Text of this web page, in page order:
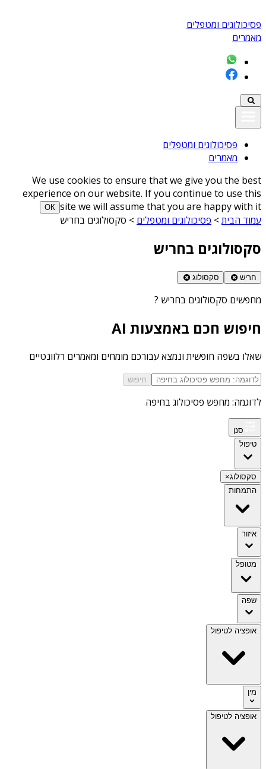
פסיכולוגים ומטפלים
מאמרים
פסיכולוגים ומטפלים
מאמרים
We use cookies to ensure that we give you the best
experience on our website. If you continue to use this
site we will assume that you are happy with it
ОК
עמוד הבית> פסיכולוגים ומטפלים > סקסולוגים בחריש
סקסולוגים בחריש
חריש סקסולוג
מחפשים סקסולוגים בחריש ?
חיפוש חכם באמצעות AI
שאלו בשפה חופשית ונמצא עבורכם מומחים ומאמרים רלוונטיים
חיפוש
לדוגמה: מחפש פסיכולוג בחיפה
סנן
טיפול
סקסולוג×
התמחות
איזור
מטופל
שפה
אופציה לטיפול
מין
אופציה לטיפול